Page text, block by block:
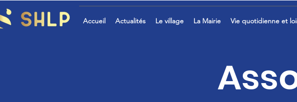
Accueil Actualités Le village La Mairie Vie quotidienne et